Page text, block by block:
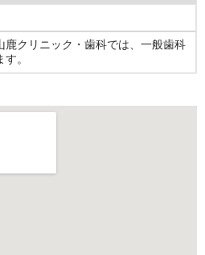
鹿クリニック・歯科では、一般歯科
。